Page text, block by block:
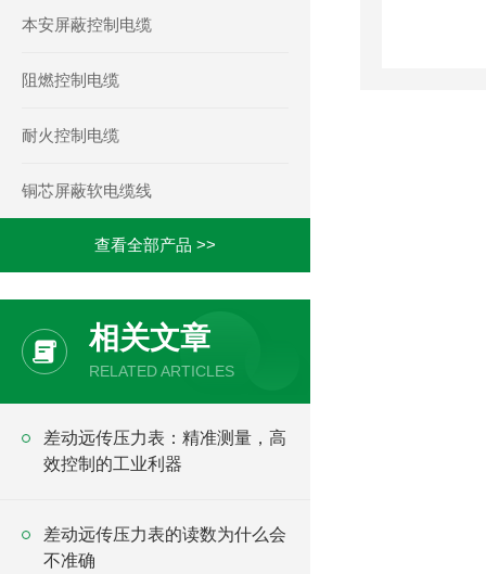
本安屏蔽控制电缆
阻燃控制电缆
耐火控制电缆
铜芯屏蔽软电缆线
查看全部产品 >>
相关文章
RELATED ARTICLES
差动远传压力表：精准测量，高
效控制的工业利器
差动远传压力表的读数为什么会
不准确